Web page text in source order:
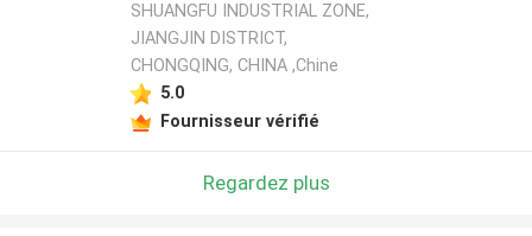
SHUANGFU INDUSTRIAL ZONE,
JIANGJIN DISTRICT,
CHONGQING, CHINA ,Chine
5.0
Fournisseur vérifié
Regardez plus